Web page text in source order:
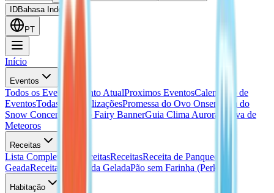
IDBahasa Indonesia
PT
Início
Eventos
Todos os Eventos Evento AtualProximos EventosCalendario de
EventosTodas as LocalizaçõesPromessa do Ovo Onsen
Guia do
Snow Concert
Guia do Fairy BannerGuia Clima Aurora
Chuva de
Meteoros
Receitas
Lista Completa de ReceitasReceitasReceita de Panqueca
GeadaReceita de Bebida GeladaPão sem Farinha (Perk)
Habitação